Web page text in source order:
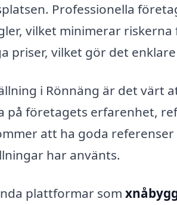
Professionella
vilket minimerar riskerna
priser, vilket gör det
i Rönnäng är det värt
företagets erfarenhet,
att ha goda referenser
har använts.
plattformar som